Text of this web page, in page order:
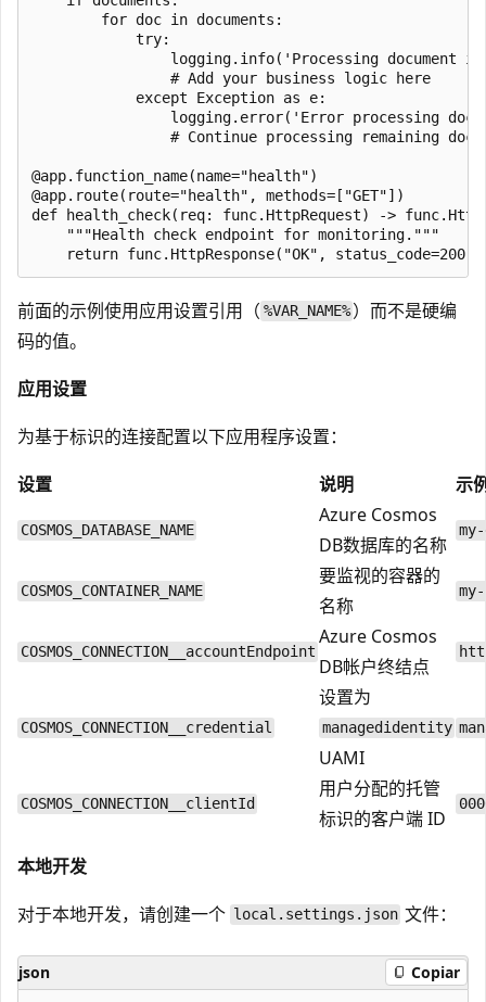
        for doc in documents:
            try:
logging.info('Processing document
                # Add your business logic here
            except Exception as e:
logging.error('Error processing
# Continue processing remaining
@app.function_name(name="health")
@app.route(route="health", methods=["GET"])
def health_check(req: func.HttpRequest) ->
    """Health check endpoint for monitoring."""
前面的示例使用应用设置引用（ %VAR_NAME% ）而不是硬编
码的值。
应用设置
为基于标识的连接配置以下应用程序设置：
设置
说明 示
COSMOS_DATABASE_NAME
Azure Cosmos
DB数据库的名称
COSMOS_CONTAINER_NAME
要监视的容器的
名称
COSMOS_CONNECTION__accountEndpoint
Azure Cosmos
DB帐户终结点
COSMOS_CONNECTION__credential
设置为
managedidentity
UAMI
COSMOS_CONNECTION__clientId
用户分配的托管
标识的客户端 ID
本地开发
对于本地开发，请创建一个 local.settings.json 文件：
json Copiar